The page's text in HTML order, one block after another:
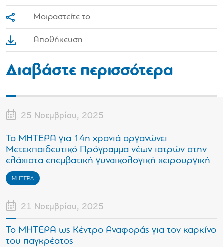
Μοιραστείτε το
Αποθήκευση
Διαβάστε περισσότερα
25 Νοεμβρίου, 2025
Το ΜΗΤΕΡΑ για 14η χρονιά οργανώνει
Μετεκπαιδευτικό Πρόγραμμα νέων ιατρών στην
ελάχιστα επεμβατική γυναικολογική χειρουργική
ΜΗΤΕΡΑ
21 Νοεμβρίου, 2025
Το ΜΗΤΕΡΑ ως Κέντρο Αναφοράς για τον καρκίνο
του παγκρέατος